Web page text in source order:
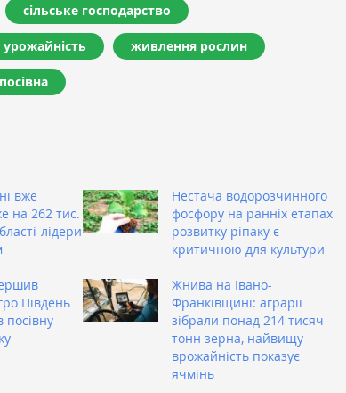
сільське господарство
урожайність живлення рослин
посівна
вже
на 262 тис.
лідери
Нестача водорозчинного
фосфору на ранніх етапах
розвитку ріпаку є
критичною для культури
Південь
посівну
Жнива на Івано-
Франківщині: аграрії
зібрали понад 214 тисяч
тонн зерна, найвищу
врожайність показує
ячмінь